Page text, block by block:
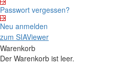
Passwort vergessen?
Neu anmelden
zum SIAViewer
Warenkorb
Der Warenkorb ist leer.